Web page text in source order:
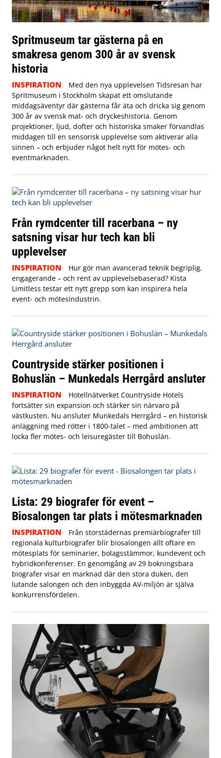
Spritmuseum tar gästerna på en
smakresa genom 300 år av svensk
historia
INSPIRATION
Med den nya upplevelsen Tidsresan har
Spritmuseum i Stockholm skapat ett omslutande
middagsäventyr där gästerna får äta och dricka sig genom
300 år av svensk mat- och dryckeshistoria. Genom
projektioner, ljud, dofter och historiska smaker förvandlas
middagen till en sensorisk upplevelse som aktiverar alla
sinnen – och erbjuder något helt nytt för mötes- och
eventmarknaden.
Från rymdcenter till racerbana – ny
satsning visar hur tech kan bli
upplevelser
INSPIRATION
Hur gör man avancerad teknik begriplig,
engagerande – och rent av upplevelsebaserad? Kista
Limitless testar ett nytt grepp som kan inspirera hela
event- och mötesindustrin.
Countryside stärker positionen i
Bohuslän – Munkedals Herrgård ansluter
INSPIRATION
Hotellnätverket Countryside Hotels
fortsätter sin expansion och stärker sin närvaro på
västkusten. Nu ansluter Munkedals Herrgård – en historisk
anläggning med rötter i 1800-talet – med ambitionen att
locka fler mötes- och leisuregäster till Bohuslän.
Lista: 29 biografer för event –
Biosalongen tar plats i mötesmarknaden
INSPIRATION
Från storstädernas premiärbiografer till
regionala kulturbiografer blir biosalongen allt oftare en
mötesplats för seminarier, bolagsstämmor, kundevent och
hybridkonferenser. En genomgång av 29 bokningsbara
biografer visar en marknad där den stora duken, den
lutande salongen och den inbyggda AV-miljön är själva
konkurrensfördelen.